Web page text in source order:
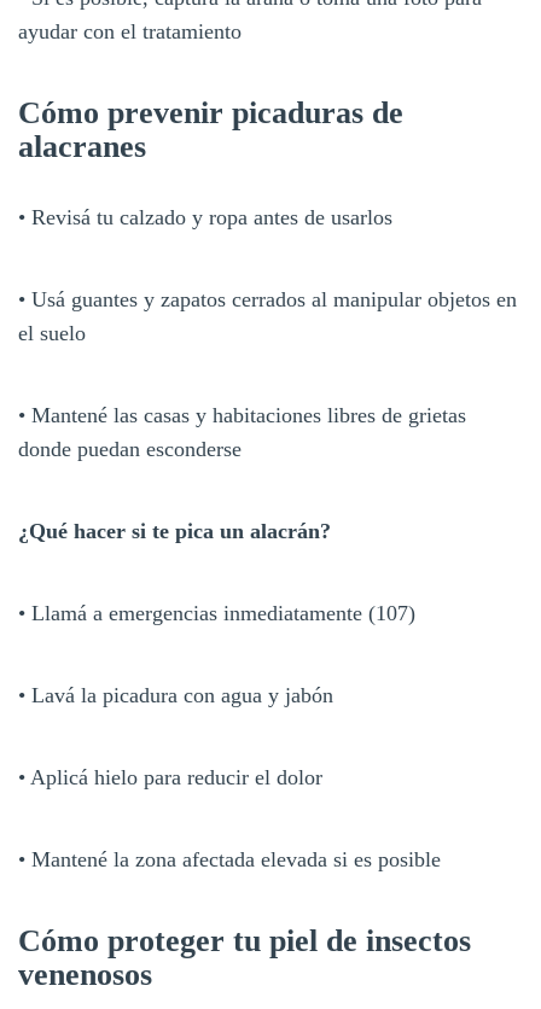
ayudar con el tratamiento
Cómo prevenir picaduras de
alacranes
• Revisá tu calzado y ropa antes de usarlos
• Usá guantes y zapatos cerrados al manipular objetos en
el suelo
• Mantené las casas y habitaciones libres de grietas
donde puedan esconderse
¿Qué hacer si te pica un alacrán?
• Llamá a emergencias inmediatamente (107)
• Lavá la picadura con agua y jabón
• Aplicá hielo para reducir el dolor
• Mantené la zona afectada elevada si es posible
Cómo proteger tu piel de insectos
venenosos